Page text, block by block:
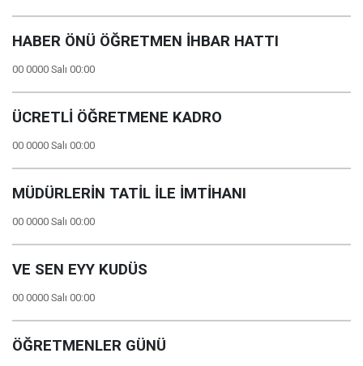
HABER ÖNÜ ÖĞRETMEN İHBAR HATTI
00 0000 Salı 00:00
ÜCRETLİ ÖĞRETMENE KADRO
00 0000 Salı 00:00
MÜDÜRLERİN TATİL İLE İMTİHANI
00 0000 Salı 00:00
VE SEN EYY KUDÜS
00 0000 Salı 00:00
ÖĞRETMENLER GÜNÜ